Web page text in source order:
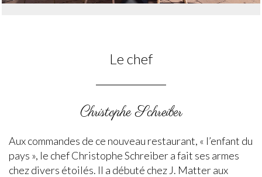
Le chef
Christophe Schreiber
Aux commandes de ce nouveau restaurant, « l’enfant du
pays », le chef Christophe Schreiber a fait ses armes
chez divers étoilés. Il a débuté chez J. Matter aux